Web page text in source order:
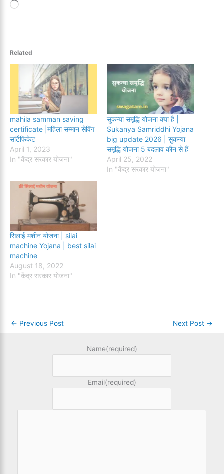
Loading…
Related
mahila samman saving
certificate |महिला सम्मान सेविंग
सर्टिफिकेट
April 1, 2023
In "केंद्र सरकार योजना"
सुकन्या समृद्धि योजना क्या है |
Sukanya Samriddhi Yojana
big update 2026 | सुकन्या
समृद्धि योजना 5 बदलाव कौन से हैं
April 25, 2022
In "केंद्र सरकार योजना"
सिलाई मशीन योजना | silai
machine Yojana | best silai
machine
August 18, 2022
In "केंद्र सरकार योजना"
← Previous Post Next Post →
Name(required)
Email(required)